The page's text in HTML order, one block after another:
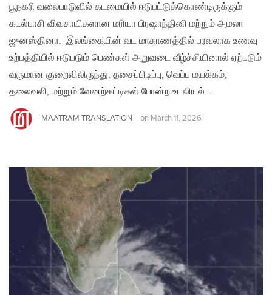
பூநகரி வலைபாடுவில் கடமையில் ஈடுபட்டுக்கொண்டிருக்கும்
கடல்பாசி விவசாயிகளான மரியா பிரஷாந்தினி மற்றும் அமலா
ஜுனஸ்தினா. இலங்கையின் வட மாகாணத்தில் பரவலாக உணவு
உற்பத்தியில் ஈடுபடும் பெண்கள் அறுவடை வீழ்ச்சியினால் ஏற்படும்
வருமான குறைவிலிருந்து, தசைப்பிடிப்பு, வெப்ப மயக்கம்,
தலைவலி, மற்றும் வேனற்கட்டிகள் போன்ற உடலியல்…
MAATRAM TRANSLATION on March 11, 2026